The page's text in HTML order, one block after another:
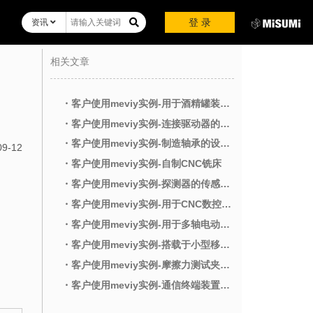
登 录
资讯
12
相关文章
・客户使用meviy实例-用于酒精罐装机器的零件
・客户使用meviy实例-连接驱动器的机械臂
・客户使用meviy实例-制造轴承的设备的内部零件
・客户使用meviy实例-自制CNC铣床
・客户使用meviy实例-探测器的传感器托架
・客户使用meviy实例-用于CNC数控铣床的高度调节零件
・客户使用meviy实例-用于多轴电动工作台的连接器零件
・客户使用meviy实例-搭载于小型移动设备上的钣金架
・客户使用meviy实例-摩擦力测试夹具和检查模块辅助零件
・客户使用meviy实例-通信终端装置的零件